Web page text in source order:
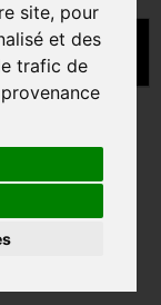
site, pour
et des
trafic de
/ LILO ET
/